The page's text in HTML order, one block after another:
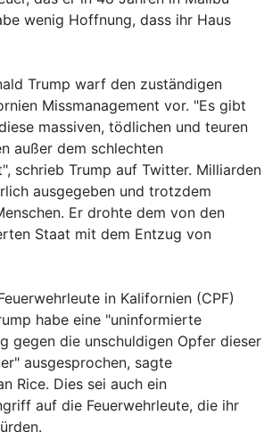
wenig Hoffnung, dass ihr Haus
Trump warf den zuständigen
Missmanagement vor. "Es gibt
massiven, tödlichen und teuren
außer dem schlechten
schrieb Trump auf Twitter. Milliarden
ausgegeben und trotzdem
Er drohte dem von den
Staat mit dem Entzug von
in Kalifornien (CPF)
habe eine "uninformierte
gegen die unschuldigen Opfer dieser
ausgesprochen, sagte
Rice. Dies sei auch ein
auf die Feuerwehrleute, die ihr